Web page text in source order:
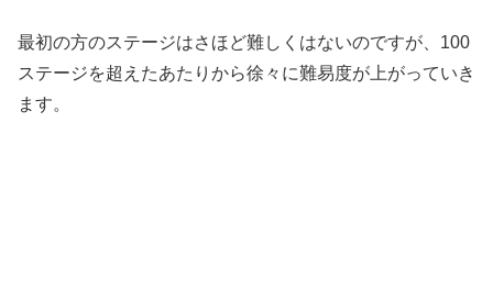
最初の方のステージはさほど難しくはないのですが、100
ステージを超えたあたりから徐々に難易度が上がっていき
ます。